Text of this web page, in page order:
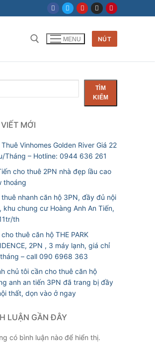
Tìm kiếm cho:
MENU NÚT
TÌM
KIẾM
MỚI
Vinhomes Golden River Giá 22
Tháng – Hotline: 0944 636 261
cho thuê 2PN nhà đẹp lầu cao
thoáng
thuê nhanh căn hộ 3PN, đầy đủ nội
khu chung cư Hoàng Anh An Tiến,
th
thuê căn hộ THE PARK
2PN , 3 máy lạnh, giá chỉ
– call 090 6968 363
chủ tôi cần cho thuê căn hộ
anh an tiến 3PN đã trang bị đầy
thất, dọn vào ở ngay
LUẬN GẦN ĐÂY
có bình luận nào để hiển thị.